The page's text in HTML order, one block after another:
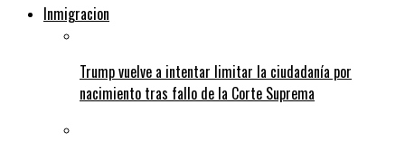
Inmigracion
Trump vuelve a intentar limitar la ciudadanía por
nacimiento tras fallo de la Corte Suprema